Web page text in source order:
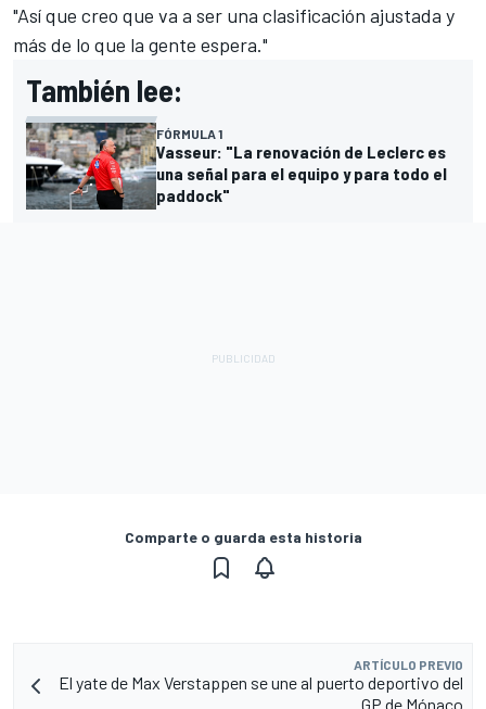
"Así que creo que va a ser una clasificación ajustada y
más de lo que la gente espera."
También lee:
FÓRMULA 1
Vasseur: "La renovación de Leclerc es
una señal para el equipo y para todo el
paddock"
Comparte o guarda esta historia
ARTÍCULO PREVIO
El yate de Max Verstappen se une al puerto deportivo del
GP de Mónaco